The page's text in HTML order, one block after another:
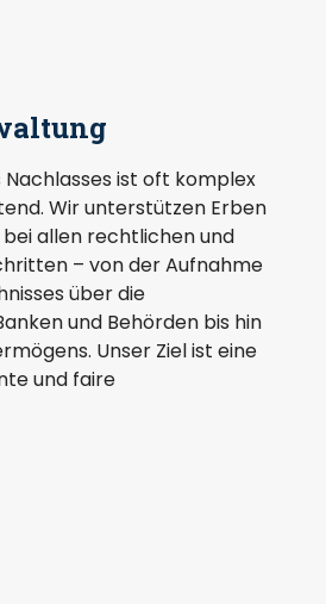
Nachlasses ist oft komplex
Wir unterstützen Erben
allen rechtlichen und
– von der Aufnahme
über die
und Behörden bis hin
Unser Ziel ist eine
und faire